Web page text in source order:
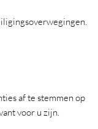
af te stemmen op
voor u zijn.